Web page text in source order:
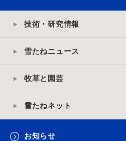
技術・研究情報
雪たねニュース
牧草と園芸
雪たねネット
お知らせ